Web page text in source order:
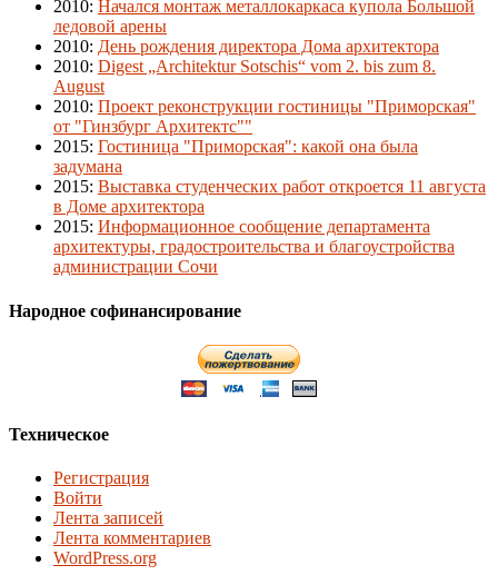
2010: Начался монтаж металлокаркаса купола Большой
ледовой арены
2010: День рождения директора Дома архитектора
2010: Digest „Architektur Sotschis“ vom 2. bis zum 8.
August
2010: Проект реконструкции гостиницы "Приморская"
от "Гинзбург Архитектс""
2015: Гостиница "Приморская": какой она была
задумана
2015: Выставка студенческих работ откроется 11 августа
в Доме архитектора
2015: Информационное сообщение департамента
архитектуры, градостроительства и благоустройства
администрации Сочи
Народное софинансирование
Техническое
Регистрация
Войти
Лента записей
Лента комментариев
WordPress.org